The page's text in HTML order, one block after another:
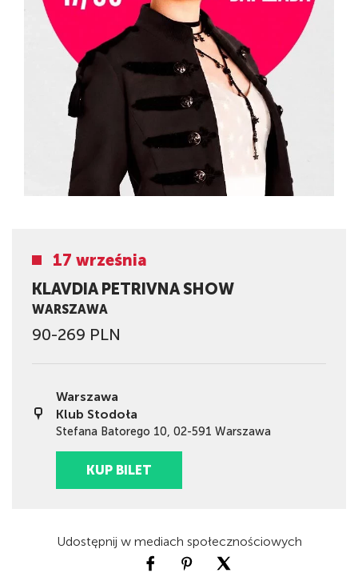
17 września
KLAVDIA PETRIVNA SHOW
WARSZAWA
90-269 PLN
Warszawa
Klub Stodoła
Stefana Batorego 10, 02-591 Warszawa
KUP BILET
Udostępnij w mediach społecznościowych